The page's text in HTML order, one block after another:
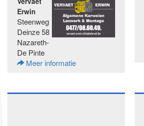
Erwin
Steenweg
Deinze 58
Nazareth-
De Pinte
Meer informatie